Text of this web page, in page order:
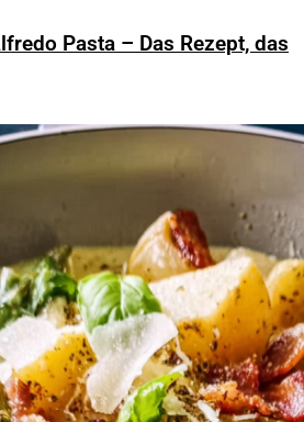
Pasta – Das Rezept, das